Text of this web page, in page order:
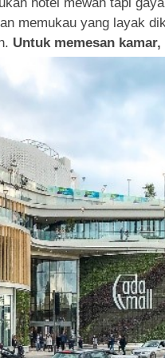
memukau yang layak
Untuk memesan